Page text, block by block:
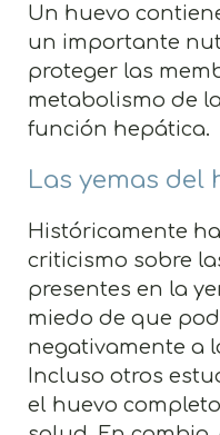
Un huevo
un importante
proteger las
metabolismo de
función hepática.
Las yemas del
Históricamente
criticismo sobre
presentes en la
miedo de que
negativamente a
Incluso otros
el huevo